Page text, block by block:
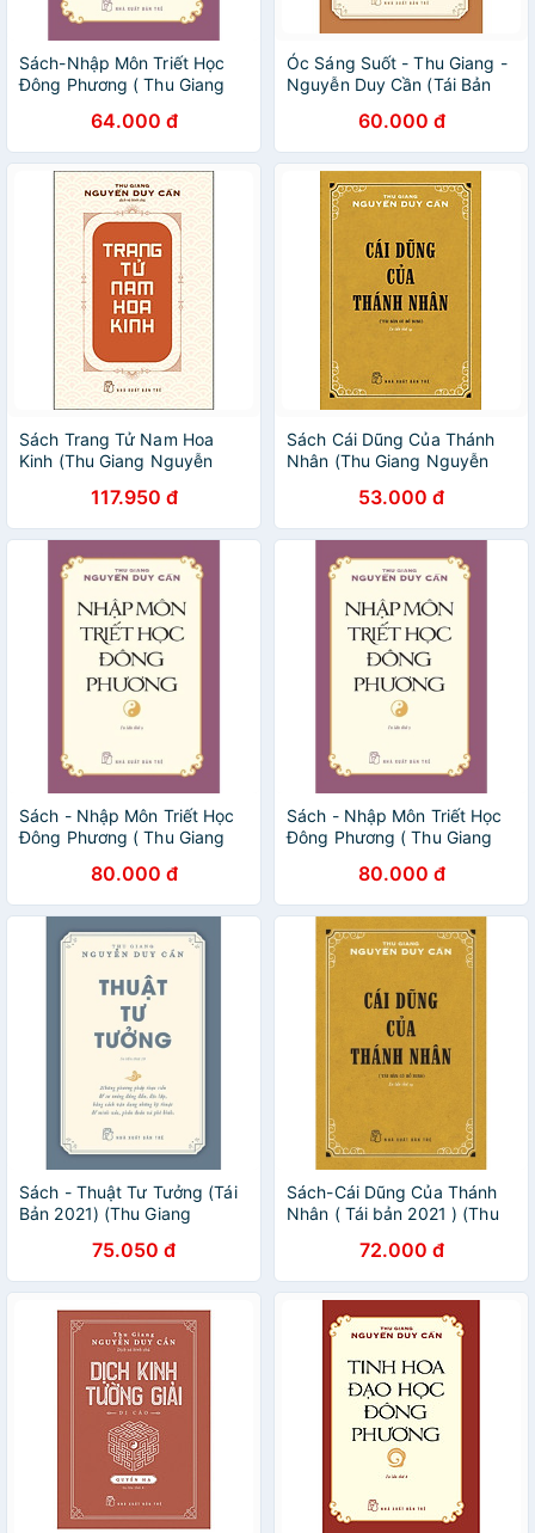
Sách-Nhập Môn Triết Học
Đông Phương ( Thu Giang
64.000 đ
Óc Sáng Suốt - Thu Giang -
Nguyễn Duy Cần (Tái Bản
60.000 đ
Sách Trang Tử Nam Hoa
Kinh (Thu Giang Nguyễn
117.950 đ
Sách Cái Dũng Của Thánh
Nhân (Thu Giang Nguyễn
53.000 đ
Sách - Nhập Môn Triết Học
Đông Phương ( Thu Giang
80.000 đ
Sách - Nhập Môn Triết Học
Đông Phương ( Thu Giang
80.000 đ
Sách - Thuật Tư Tưởng (Tái
Bản 2021) (Thu Giang
75.050 đ
Sách-Cái Dũng Của Thánh
Nhân ( Tái bản 2021 ) (Thu
72.000 đ